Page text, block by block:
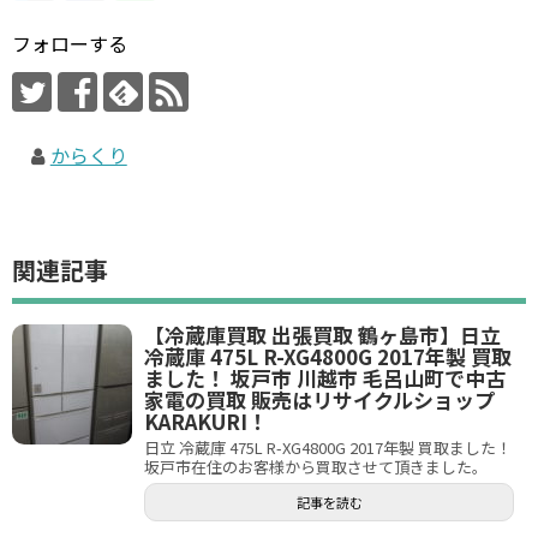
フォローする
からくり
関連記事
【冷蔵庫買取 出張買取 鶴ヶ島市】日立
冷蔵庫 475L R-XG4800G 2017年製 買取
ました！ 坂戸市 川越市 毛呂山町で中古
家電の買取 販売はリサイクルショップ
KARAKURI！
日立 冷蔵庫 475L R-XG4800G 2017年製 買取ました！
坂戸市在住のお客様から買取させて頂きました。
記事を読む